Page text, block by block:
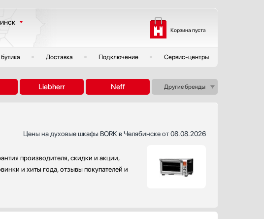
Корзина пуста
Доставка Подключение Сервис-центры
Liebherr Neff Другие бренды
Цены на духовые шкафы BORK в Челябинске от 08.08.2026
производителя, скидки и акции,
и хиты года, отзывы покупателей и